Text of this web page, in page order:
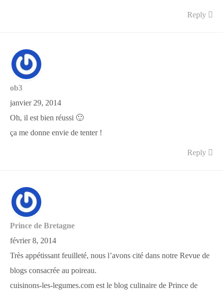
Reply
ob3
janvier 29, 2014
Oh, il est bien réussi 🙂
ça me donne envie de tenter !
Reply
Prince de Bretagne
février 8, 2014
Très appétissant feuilleté, nous l’avons cité dans notre Revue de
blogs consacrée au poireau.
cuisinons-les-legumes.com est le blog culinaire de Prince de